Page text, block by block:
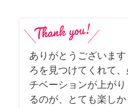
ありがとうございま
ろを見つけてくれて
チベーションが上が
るのが、とても楽し